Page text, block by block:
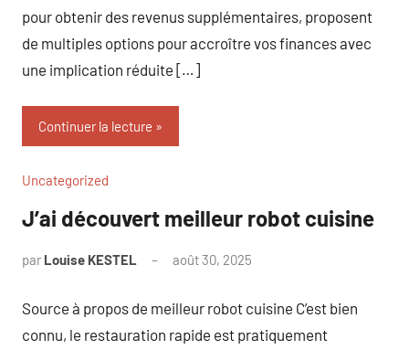
pour obtenir des revenus supplémentaires, proposent
de multiples options pour accroître vos finances avec
une implication réduite […]
Continuer la lecture
Uncategorized
J’ai découvert meilleur robot cuisine
par Louise KESTEL août 30, 2025
Source à propos de meilleur robot cuisine C’est bien
connu, le restauration rapide est pratiquement